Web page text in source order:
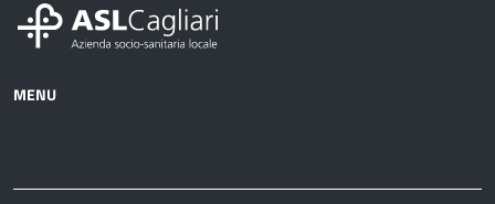
MENU
fare